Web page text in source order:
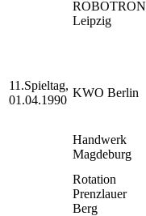
ROBOTRON
Leipzig
11.Spieltag,
01.04.1990
KWO Berlin
Handwerk
Magdeburg
Rotation
Prenzlauer
Berg